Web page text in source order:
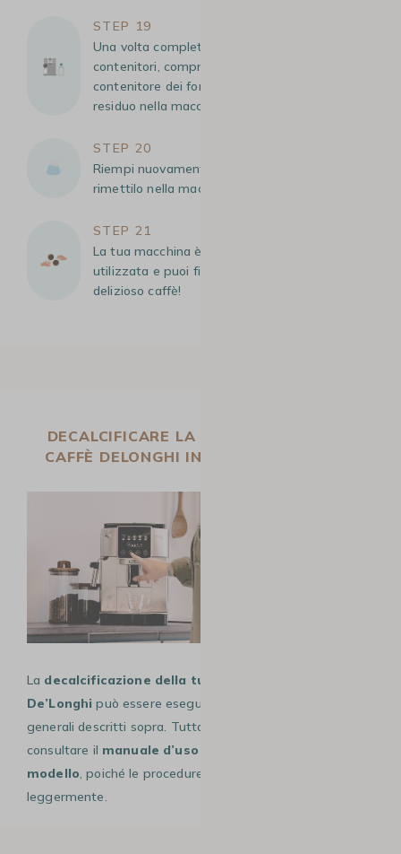
STEP 19
Una volta completato, svuota tutti i
contenitori, compresi i vassoi, i recipienti e il
contenitore dei fondi (anche se non c’è caffè
residuo nella macchina).
STEP 20
Riempi nuovamente il serbatoio dell’acqua, poi
rimettilo nella macchina.
STEP 21
La tua macchina è ora pronta per essere
utilizzata e puoi finalmente gustare un
delizioso caffè!
DECALCIFICARE LA TUA MACCHINA DA
CAFFÈ DELONGHI IN BASE AL MODELLO
La decalcificazione della tua macchina da caffè
De’Longhi può essere eseguita seguendo i passaggi
generali descritti sopra. Tuttavia, è consigliabile
consultare il manuale d’uso specifico per il tuo
modello, poiché le procedure potrebbero variare
leggermente.